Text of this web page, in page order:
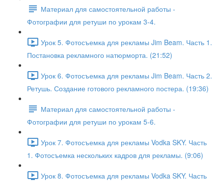
Материал для самостоятельной работы -
Фотографии для ретуши по урокам 3-4.
Урок 5. Фотосъемка для рекламы Jim Beam. Часть 1.
Постановка рекламного натюрморта. (21:52)
Урок 6. Фотосъемка для рекламы Jim Beam. Часть 2.
Ретушь. Создание готового рекламного постера. (19:36)
Материал для самостоятельной работы -
Фотографии для ретуши по урокам 5-6.
Урок 7. Фотосъемка для рекламы Vodka SKY. Часть
1. Фотосъемка нескольких кадров для рекламы. (9:06)
Урок 8. Фотосъемка для рекламы Vodka SKY. Часть